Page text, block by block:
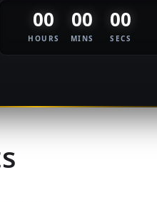
00
HOURS
00
MINS
00
SECS